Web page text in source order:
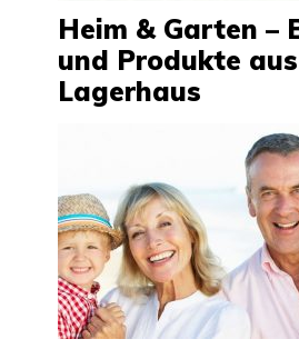
Heim & Garten –
und Produkte
Lagerhaus